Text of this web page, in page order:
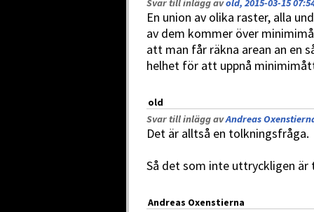
Svar till inlägg avold, 2015-03-15
En union av olika raster, alla
av dem kommer över
att man får räkna arean an en
helhet för att uppnå
old
Svar till inlägg avAndreas
Det är alltså en tolkningsfråga.
Så det som inte uttryckligen
Andreas Oxenstierna